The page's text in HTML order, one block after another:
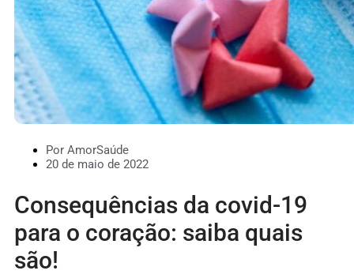
Por AmorSaúde
20 de maio de 2022
Consequências da covid-19
para o coração: saiba quais
são!